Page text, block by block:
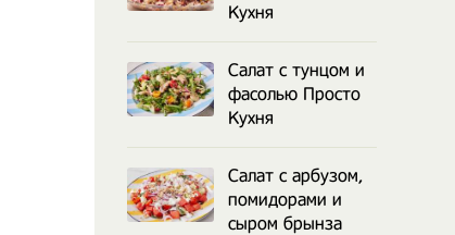
Кухня
Салат с тунцом и
фасолью Просто
Кухня
Салат с арбузом,
помидорами и
сыром брынза